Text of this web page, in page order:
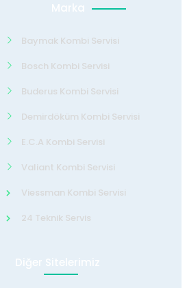
Marka
Baymak Kombi Servisi
Bosch Kombi Servisi
Buderus Kombi Servisi
Demirdöküm Kombi Servisi
E.C.A Kombi Servisi
Valiant Kombi Servisi
Viessman Kombi Servisi
24 Teknik Servis
Diğer Sitelerimiz